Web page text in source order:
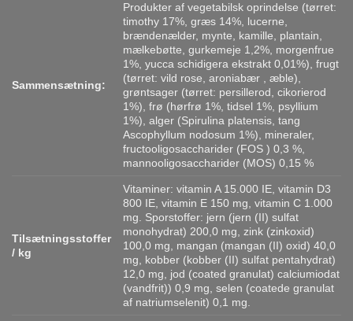
Sammensætning:
Produkter af vegetabilsk oprindelse (tørret:
timothy 17%, græs 14%, lucerne,
brændenælder, mynte, kamille, plantain,
mælkebøtte, gurkemeje 1,2%, morgenfrue
1%, yucca schidigera ekstrakt 0,01%), frugt
(tørret: vild rose, aroniabær , æble),
grøntsager (tørret: persillerod, cikorierod
1%), frø (hørfrø 1%, tidsel 1%, psyllium
1%), alger (Spirulina platensis, tang
Ascophyllum nodosum 1%), mineraler,
fructooligosaccharider (FOS ) 0,3 %,
mannooligosaccharider (MOS) 0,15 %
Tilsætningsstoffer
/ kg
Vitaminer: vitamin A 15.000 IE, vitamin D3
800 IE, vitamin E 150 mg, vitamin C 1.000
mg. Sporstoffer: jern (jern (II) sulfat
monohydrat) 200,0 mg, zink (zinkoxid)
100,0 mg, mangan (mangan (II) oxid) 40,0
mg, kobber (kobber (II) sulfat pentahydrat)
12,0 mg, jod (coated granulat) calciumiodat
(vandfrit)) 0,9 mg, selen (coatede granulat
af natriumselenit) 0,1 mg.